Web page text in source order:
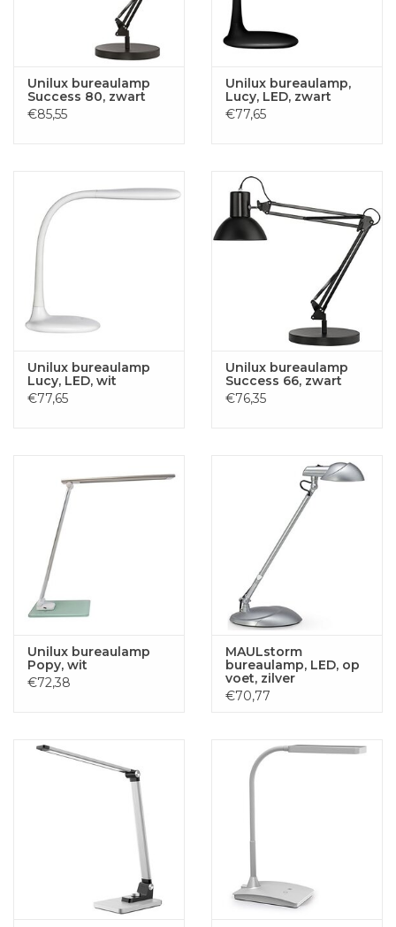
Unilux bureaulamp
Success 80, zwart
€85,55
Unilux bureaulamp,
Lucy, LED, zwart
€77,65
Unilux bureaulamp
Lucy, LED, wit
€77,65
Unilux bureaulamp
Success 66, zwart
€76,35
Unilux bureaulamp
Popy, wit
€72,38
MAULstorm
bureaulamp, LED, op
voet, zilver
€70,77